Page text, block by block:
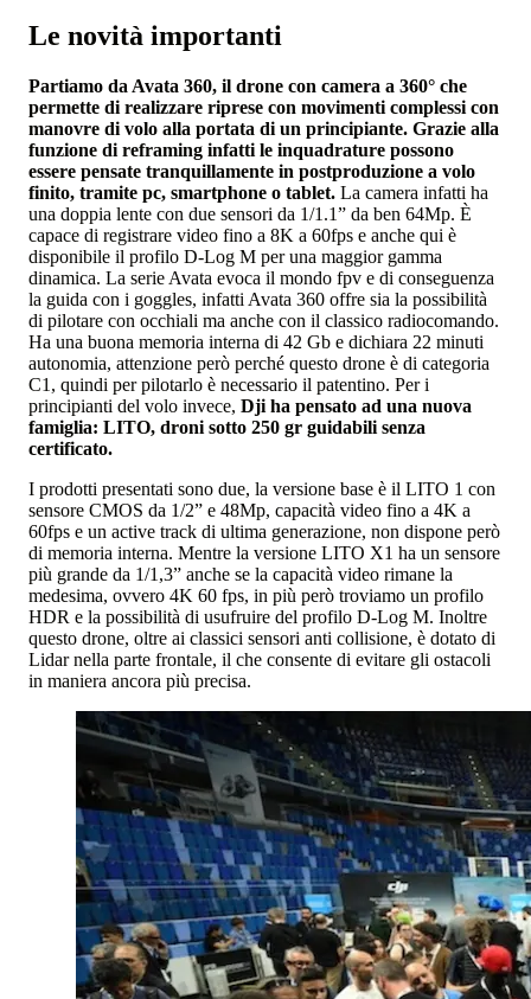
Le novità importanti
Partiamo da Avata 360, il drone con camera a 360° che
permette di realizzare riprese con movimenti complessi con
manovre di volo alla portata di un principiante. Grazie alla
funzione di reframing infatti le inquadrature possono
essere pensate tranquillamente in postproduzione a volo
finito, tramite pc, smartphone o tablet. La camera infatti ha
una doppia lente con due sensori da 1/1.1” da ben 64Mp. È
capace di registrare video fino a 8K a 60fps e anche qui è
disponibile il profilo D-Log M per una maggior gamma
dinamica. La serie Avata evoca il mondo fpv e di conseguenza
la guida con i goggles, infatti Avata 360 offre sia la possibilità
di pilotare con occhiali ma anche con il classico radiocomando.
Ha una buona memoria interna di 42 Gb e dichiara 22 minuti
autonomia, attenzione però perché questo drone è di categoria
C1, quindi per pilotarlo è necessario il patentino. Per i
principianti del volo invece, Dji ha pensato ad una nuova
famiglia: LITO, droni sotto 250 gr guidabili senza
certificato.
I prodotti presentati sono due, la versione base è il LITO 1 con
sensore CMOS da 1/2” e 48Mp, capacità video fino a 4K a
60fps e un active track di ultima generazione, non dispone però
di memoria interna. Mentre la versione LITO X1 ha un sensore
più grande da 1/1,3” anche se la capacità video rimane la
medesima, ovvero 4K 60 fps, in più però troviamo un profilo
HDR e la possibilità di usufruire del profilo D-Log M. Inoltre
questo drone, oltre ai classici sensori anti collisione, è dotato di
Lidar nella parte frontale, il che consente di evitare gli ostacoli
in maniera ancora più precisa.